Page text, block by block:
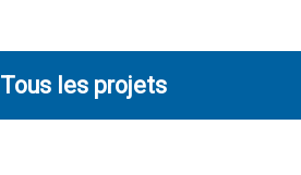
Tous les projets